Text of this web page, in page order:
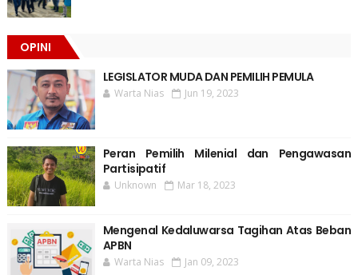
OPINI
LEGISLATOR MUDA DAN PEMILIH PEMULA
Warta Nias Jun 19, 2023
Peran Pemilih Milenial dan Pengawasan
Partisipatif
Unknown Mar 18, 2023
Mengenal Kedaluwarsa Tagihan Atas Beban
APBN
Warta Nias Jan 09, 2023